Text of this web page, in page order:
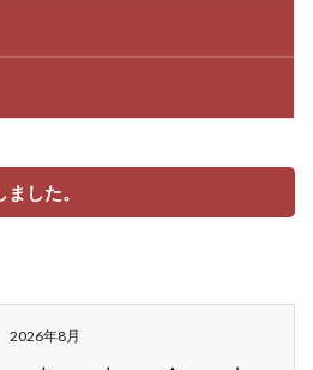
した。
2026年8月